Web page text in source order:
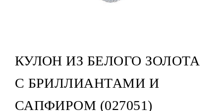
КУЛОН ИЗ БЕЛОГО ЗОЛОТА
С БРИЛЛИАНТАМИ И
САПФИРОМ (027051)